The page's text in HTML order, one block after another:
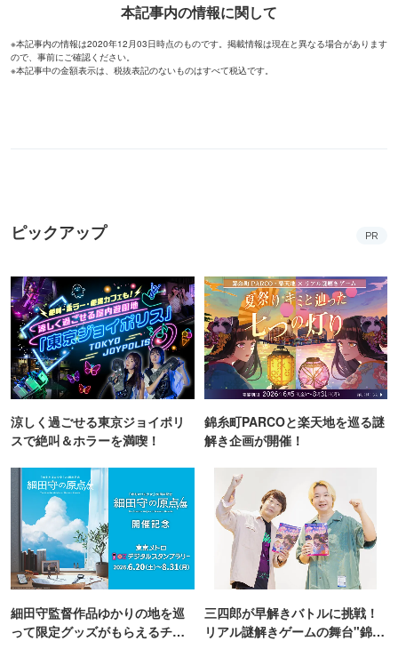
本記事内の情報に関して
※本記事内の情報は2020年12月03日時点のものです。掲載情報は現在と異なる場合があります
ので、事前にご確認ください。
※本記事中の金額表示は、税抜表記のないものはすべて税込です。
ピックアップ PR
涼しく過ごせる東京ジョイポリ
スで絶叫＆ホラーを満喫！
錦糸町PARCOと楽天地を巡る謎
解き企画が開催！
細田守監督作品ゆかりの地を巡
って限定グッズがもらえるチャ
三四郎が早解きバトルに挑戦！
リアル謎解きゲームの舞台"錦糸